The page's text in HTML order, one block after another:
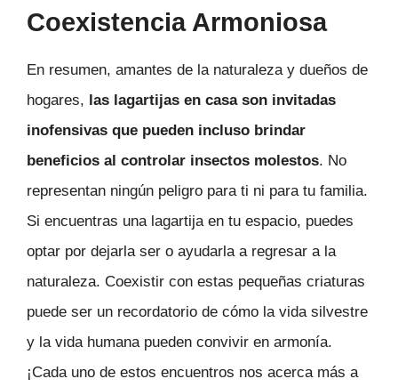
Coexistencia Armoniosa
En resumen, amantes de la naturaleza y dueños de
hogares, las lagartijas en casa son invitadas
inofensivas que pueden incluso brindar
beneficios al controlar insectos molestos. No
representan ningún peligro para ti ni para tu familia.
Si encuentras una lagartija en tu espacio, puedes
optar por dejarla ser o ayudarla a regresar a la
naturaleza. Coexistir con estas pequeñas criaturas
puede ser un recordatorio de cómo la vida silvestre
y la vida humana pueden convivir en armonía.
¡Cada uno de estos encuentros nos acerca más a